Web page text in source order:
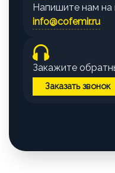
Напишите нам на
info@cofemir.ru
Закажите
Заказать звонок